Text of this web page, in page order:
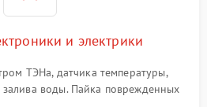
и электрики
ТЭНа, датчика температуры,
залива воды. Пайка поврежденных